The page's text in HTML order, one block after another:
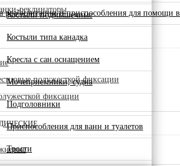
реабилитации и приспособления для помощи
Костыли подмышечные
Костыли типа канадка
Кресла с сан.оснащением
Мочеприемники, судна
Подголовники
Приспособления для ванн и туалетов
Трости
реклинаторы
полужесткой фиксации
фиксации